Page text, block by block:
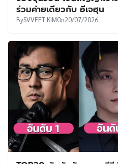
ร่วมค่ายเดียวกับ อีเจฮุน
BySVVEET KIMOn20/07/2026